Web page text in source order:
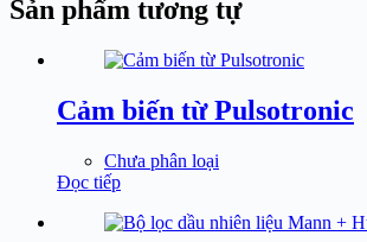
Sản phẩm tương tự
Cảm biến từ Pulsotronic
Chưa phân loại
Đọc tiếp